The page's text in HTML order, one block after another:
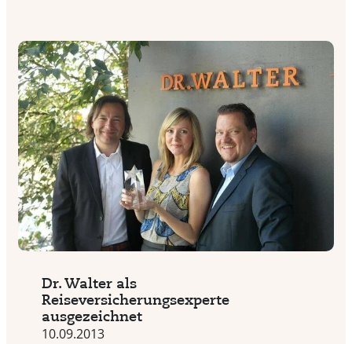
Dr. Walter als
Reiseversicherungsexperte
ausgezeichnet
10.09.2013